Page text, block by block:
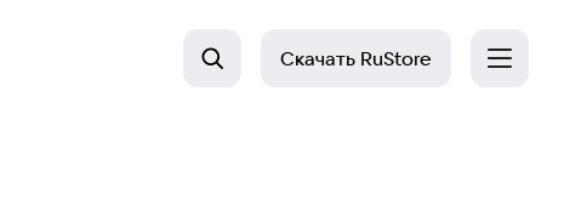
Скачать RuStore